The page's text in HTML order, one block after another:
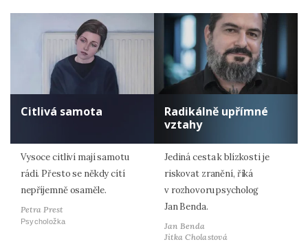
Citlivá samota
Vysoce citliví mají samotu
rádi. Přesto se někdy cítí
nepříjemně osaměle.
Petra Prest
Psycholožka
Radikálně upřímné
vztahy
Jediná cesta k blízkosti je
riskovat zranění, říká
v rozhovoru psycholog
Jan Benda.
Jan Benda
Jitka Cholastová